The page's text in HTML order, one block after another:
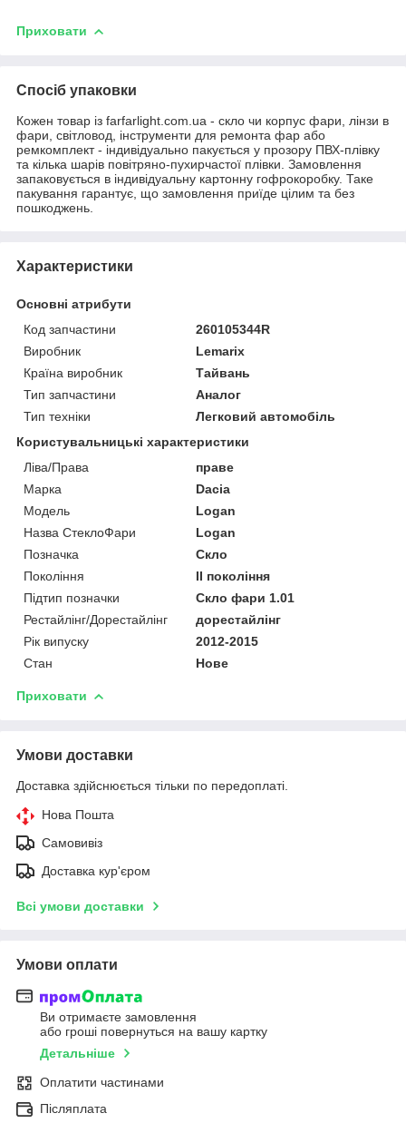
Приховати
Спосіб упаковки
Кожен товар із farfarlight.com.ua - скло чи корпус фари, лінзи в
фари, світловод, інструменти для ремонта фар або
ремкомплект - індивідуально пакується у прозору ПВХ-плівку
та кілька шарів повітряно-пухирчастої плівки. Замовлення
запаковується в індивідуальну картонну гофрокоробку. Таке
пакування гарантує, що замовлення приїде цілим та без
пошкоджень.
Характеристики
Основні атрибути
Код запчастини
260105344R
Виробник
Lemarix
Країна виробник
Тайвань
Тип запчастини
Аналог
Тип техніки
Легковий автомобіль
Користувальницькі характеристики
Ліва/Права
праве
Марка
Dacia
Мoдель
Logan
Назва СтеклоФари
Logan
Позначка
Скло
Покоління
II покоління
Підтип позначки
Скло фари 1.01
Рестайлінг/Дорестайлінг
дорестайлінг
Рік випуску
2012-2015
Стан
Нове
Приховати
Умови доставки
Доставка здійснюється тільки по передоплаті.
Нова Пошта
Самовивіз
Доставка кур'єром
Всі умови доставки
Умови оплати
Ви отримаєте замовлення
або гроші повернуться на вашу картку
Детальніше
Оплатити частинами
Післяплата